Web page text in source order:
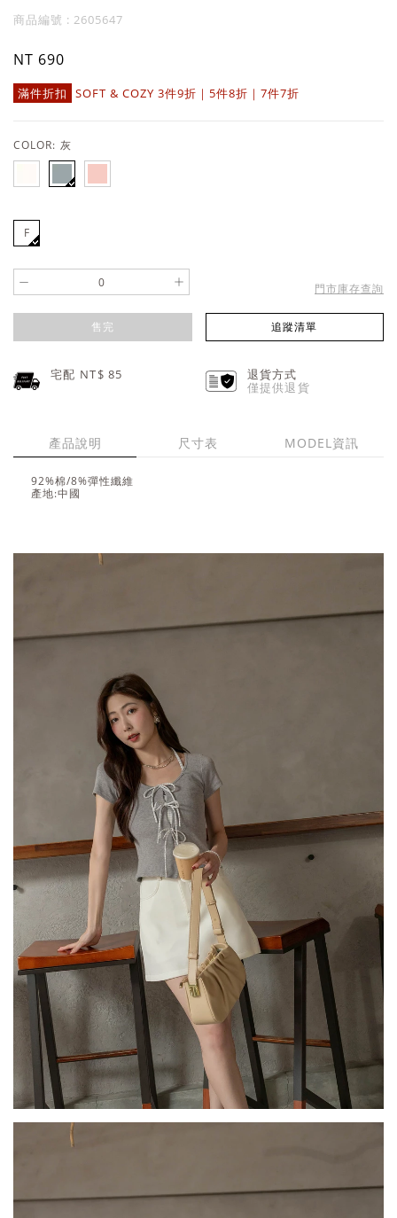
商品編號 : 2605647
NT 690
滿件折扣 SOFT & COZY 3件9折｜5件8折｜7件7折
COLOR: 灰
F
- + 門市庫存查詢
售完 追蹤清單
宅配 NT$85
退貨方式
僅提供退貨
產品說明 尺寸表 MODEL資訊
92%棉/8%彈性纖維
產地:中國